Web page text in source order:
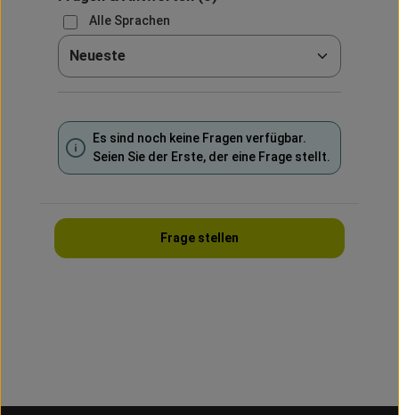
Alle Sprachen
Sortieren nach
Es sind noch keine Fragen verfügbar.
Seien Sie der Erste, der eine Frage stellt.
Frage stellen